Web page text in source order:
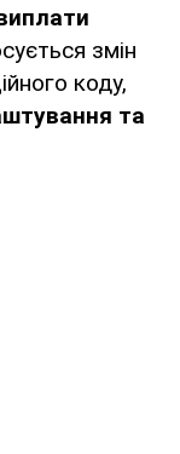
змін
коду,
та